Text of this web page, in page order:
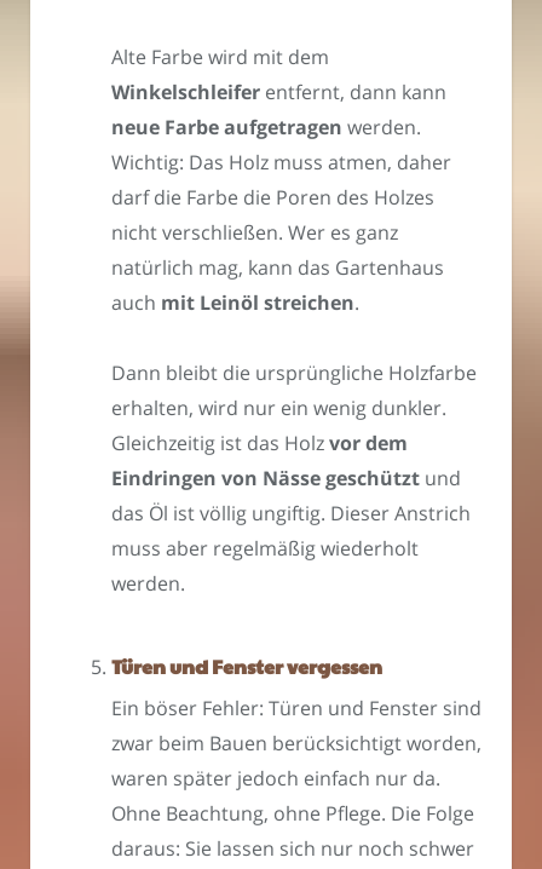
Alte Farbe wird mit dem
Winkelschleifer entfernt, dann kann
neue Farbe aufgetragen werden.
Wichtig: Das Holz muss atmen, daher
darf die Farbe die Poren des Holzes
nicht verschließen. Wer es ganz
natürlich mag, kann das Gartenhaus
auch mit Leinöl streichen.
Dann bleibt die ursprüngliche Holzfarbe
erhalten, wird nur ein wenig dunkler.
Gleichzeitig ist das Holzvor dem
Eindringen von Nässe geschützt und
das Öl ist völlig ungiftig. Dieser Anstrich
muss aber regelmäßig wiederholt
werden.
Türen und Fenster vergessen
Ein böser Fehler: Türen und Fenster sind
zwar beim Bauen berücksichtigt worden,
waren später jedoch einfach nur da.
Ohne Beachtung, ohne Pflege. Die Folge
daraus: Sie lassen sich nur noch schwer